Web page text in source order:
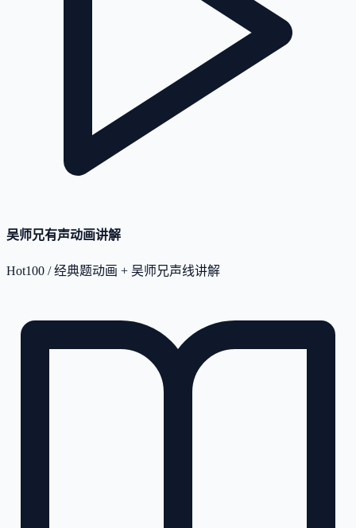
吴师兄有声动画讲解
Hot100 / 经典题动画 + 吴师兄声线讲解